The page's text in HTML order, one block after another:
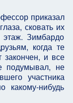
приказал
сковать их
Зимбардо
когда те
закончен, и все
подумывал, не
участника
какому-нибудь